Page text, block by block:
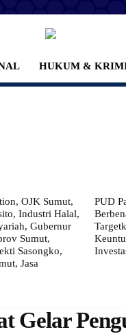
HUKUM &
OJK Sumut,
Industri Halal,
Gubernur
Sumut,
Sasongko,
Jasa
PUD
Gelar